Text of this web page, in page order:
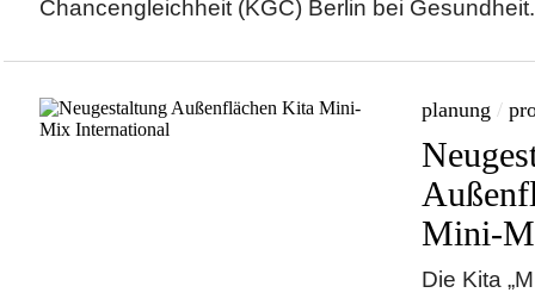
Chancengleichheit (KGC) Berlin bei
planung /
Mini-
Die Kita